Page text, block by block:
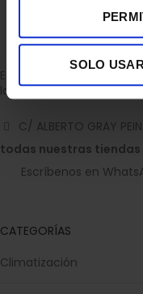
SOLO
Empresa dedicada a la
la experiencia de 36
C/ ALBERTO GRAY
todas nuestras tiendas
Escríbenos en
CATEGORÍAS
Climatización